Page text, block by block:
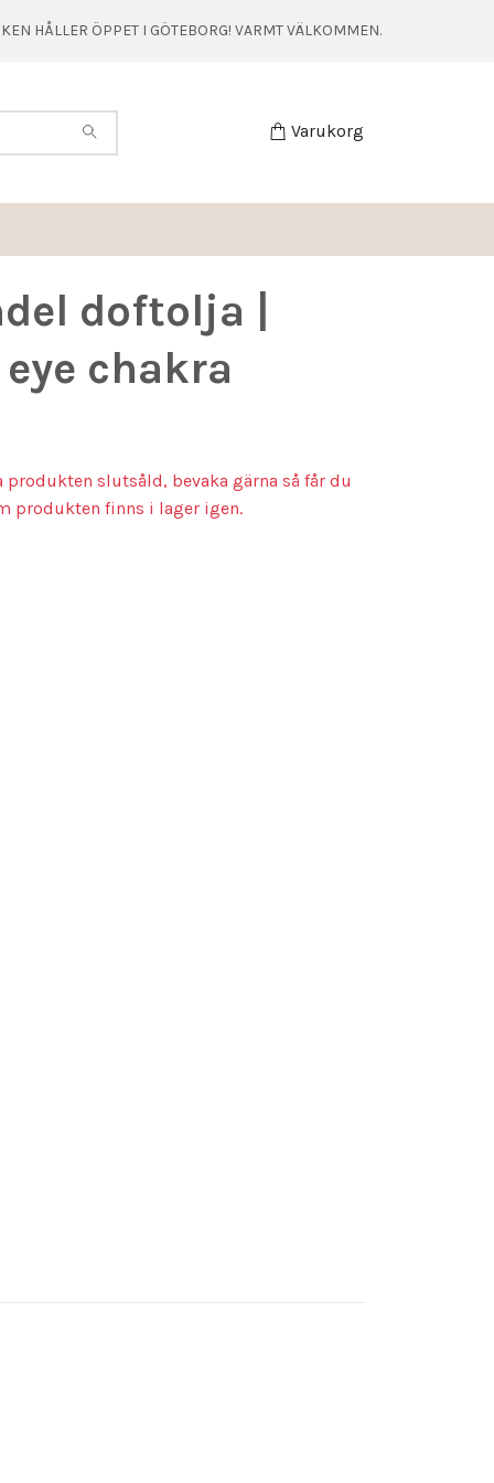
HÅLLER ÖPPET I GÖTEBORG! VARMT VÄLKOMMEN.
Varukorg
doftolja |
chakra
produkten slutsåld, bevaka gärna så får du
produkten finns i lager igen.